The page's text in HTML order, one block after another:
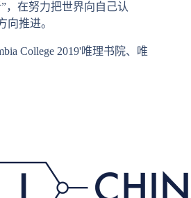
，在努力把世界向自己认
向推进。
College 2019'唯理书院、唯